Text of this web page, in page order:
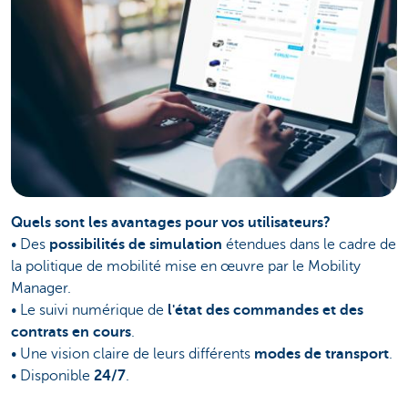
Quels sont les avantages pour vos utilisateurs?
• Des possibilités de simulation étendues dans le cadre de
la politique de mobilité mise en œuvre par le Mobility
Manager.
• Le suivi numérique de l'état des commandes et des
contrats en cours.
• Une vision claire de leurs différents modes de transport.
• Disponible 24/7.